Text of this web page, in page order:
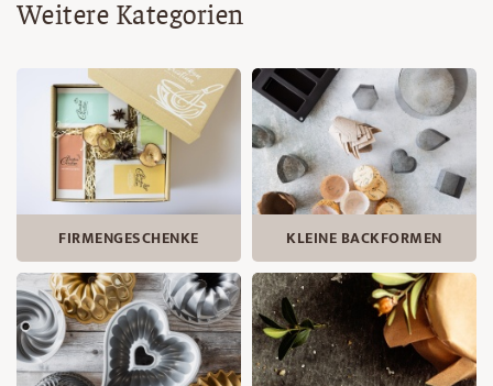
Weitere Kategorien
FIRMENGESCHENKE KLEINE BACKFORMEN